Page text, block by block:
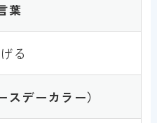
葉
る
スデーカラー）